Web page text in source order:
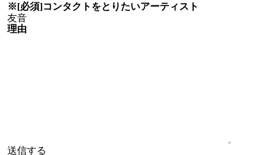
※[必須]コンタクトをとりたいアーティスト
理由